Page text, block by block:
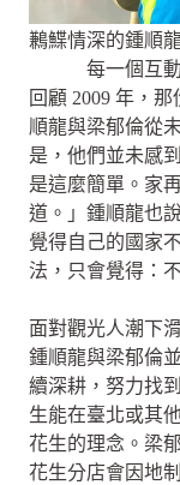
鶼鰈情深的鍾順
每一個互
回顧 2009 年，
順龍與梁郁倫從
是，他們並未感
是這麼簡單。家
道。」鍾順龍也
覺得自己的國家
法，只會覺得：
面對觀光人潮下
鍾順龍與梁郁倫
續深耕，努力找
生能在臺北或其
花生的理念。梁
花生分店會因地